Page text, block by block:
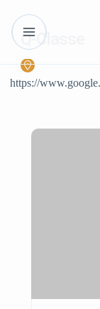
Q-Classe
https://